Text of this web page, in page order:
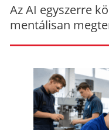
Az AI egyszerre
mentálisan